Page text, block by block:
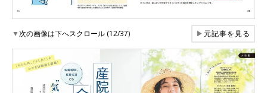
▼次の画像は下へスクロール (12/37) ▶元記事を見る